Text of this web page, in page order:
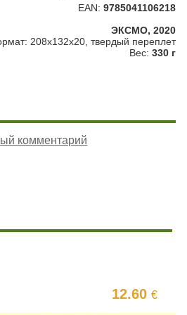
EAN: 9785041106218
ЭКСМО, 2020
208x132x20, твердый переплет
Вес: 330 г
комментарий
12.60€